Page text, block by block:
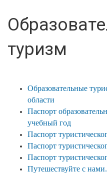
туризм
Образовательные
области
Паспорт
учебный год
Паспорт
Паспорт
Паспорт
Путешествуйте с нами.